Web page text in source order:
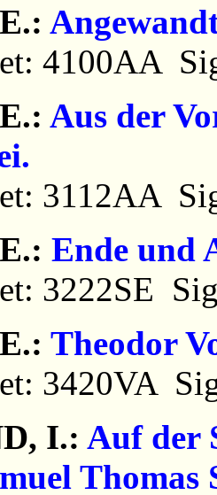
4100AA
Aus der
3112AA
Ende und
3222SE
Theodor
3420VA
I.: Auf der